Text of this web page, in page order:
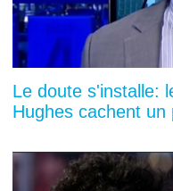
Le doute s'installe:
Hughes cachent